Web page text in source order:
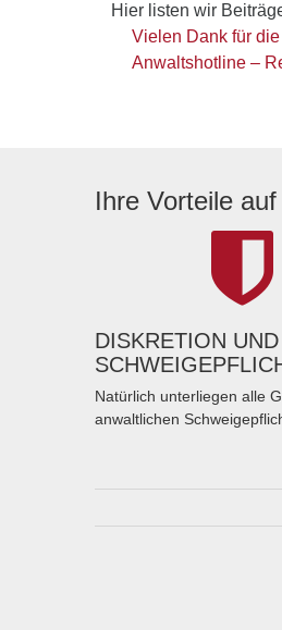
Hier listen wir
Vielen Dank für
Anwaltshotline –
Ihre Vorteile
DISKRETION UND
Natürlich unterliegen alle
anwaltlichen